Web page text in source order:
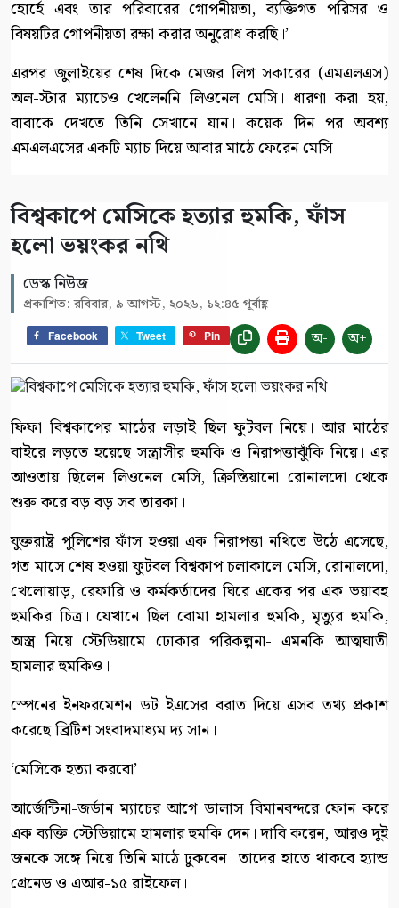
হোর্হে এবং তার পরিবারের গোপনীয়তা, ব্যক্তিগত পরিসর ও
বিষয়টির গোপনীয়তা রক্ষা করার অনুরোধ করছি।’
এরপর জুলাইয়ের শেষ দিকে মেজর লিগ সকারের (এমএলএস)
অল-স্টার ম্যাচেও খেলেননি লিওনেল মেসি। ধারণা করা হয়,
বাবাকে দেখতে তিনি সেখানে যান। কয়েক দিন পর অবশ্য
এমএলএসের একটি ম্যাচ দিয়ে আবার মাঠে ফেরেন মেসি।
বিশ্বকাপে মেসিকে হত্যার হুমকি, ফাঁস
হলো ভয়ংকর নথি
ডেস্ক নিউজ
প্রকাশিত: রবিবার, ৯ আগস্ট, ২০২৬, ১২:৪৫ পূর্বাহ্ণ
Facebook Tweet Pin অ- অ+
ফিফা বিশ্বকাপের মাঠের লড়াই ছিল ফুটবল নিয়ে। আর মাঠের
বাইরে লড়তে হয়েছে সন্ত্রাসীর হুমকি ও নিরাপত্তাঝুঁকি নিয়ে। এর
আওতায় ছিলেন লিওনেল মেসি, ক্রিস্তিয়ানো রোনালদো থেকে
শুরু করে বড় বড় সব তারকা।
যুক্তরাষ্ট্র পুলিশের ফাঁস হওয়া এক নিরাপত্তা নথিতে উঠে এসেছে,
গত মাসে শেষ হওয়া ফুটবল বিশ্বকাপ চলাকালে মেসি, রোনালদো,
খেলোয়াড়, রেফারি ও কর্মকর্তাদের ঘিরে একের পর এক ভয়াবহ
হুমকির চিত্র। যেখানে ছিল বোমা হামলার হুমকি, মৃত্যুর হুমকি,
অস্ত্র নিয়ে স্টেডিয়ামে ঢোকার পরিকল্পনা- এমনকি আত্মঘাতী
হামলার হুমকিও।
স্পেনের ইনফরমেশন ডট ইএসের বরাত দিয়ে এসব তথ্য প্রকাশ
করেছে ব্রিটিশ সংবাদমাধ্যম দ্য সান।
‘মেসিকে হত্যা করবো’
আর্জেন্টিনা-জর্ডান ম্যাচের আগে ডালাস বিমানবন্দরে ফোন করে
এক ব্যক্তি স্টেডিয়ামে হামলার হুমকি দেন। দাবি করেন, আরও দুই
জনকে সঙ্গে নিয়ে তিনি মাঠে ঢুকবেন। তাদের হাতে থাকবে হ্যান্ড
গ্রেনেড ও এআর-১৫ রাইফেল।